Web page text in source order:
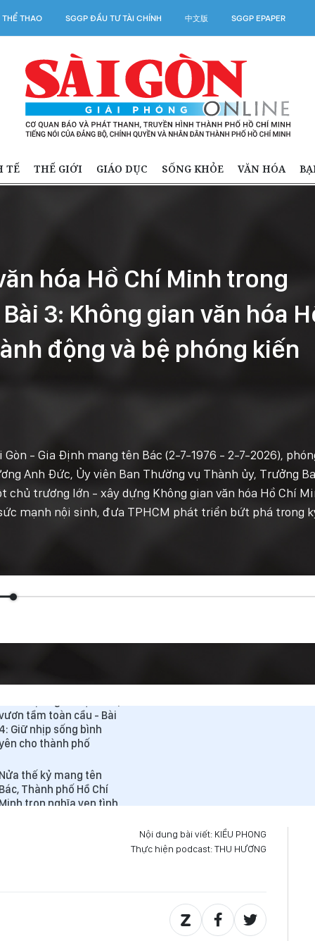
THỂ THAO SGGP ĐẦU TƯ TÀI CHÍNH 中文版 SGGP EPAPER
TẾ THẾ GIỚI GIÁO DỤC SỐNG KHỎE VĂN HÓA
hóa Hồ Chí Minh trong
3: Không gian văn hóa
động và bệ phóng kiến
- Gia Định mang tên Bác (2-7-1976 - 2-7-2026),
Anh Đức, Ủy viên Ban Thường vụ Thành ủy, Trưởng
chủ trương lớn - xây dựng Không gian văn hóa Hồ Chí
mạnh nội sinh, đưa TPHCM phát triển bứt phá trong
dòng chảy nửa thế
trong nếp sống
Thành phố Hồ Chí
tầm toàn cầu - Bài
Giữ nhịp sống bình
cho thành phố
thế kỷ mang tên
Thành phố Hồ Chí
trọn nghĩa vẹn tình,
Nội dung bài viết: KIỀU PHONG
Thực hiện podcast: THU HƯƠNG